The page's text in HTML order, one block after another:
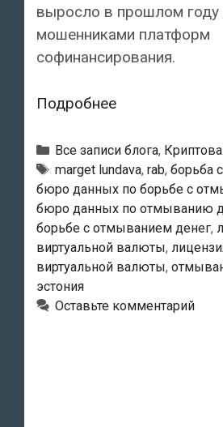
выросло в прошлом году
мошенниками платформ
софинансирования.
ПодробнееБюро
по
борьбе
с
отмыванием
денег
(RAB):
международных
Рубрики
Все записи блога,
Тэги
marget lundava, rab, борьба
бюро данных по борьбе с
бюро данных по отмыванию
борьбе с отмыванием денег,
виртуальной валюты,
виртуальной валюты,
эстония
Оставьте комментарий